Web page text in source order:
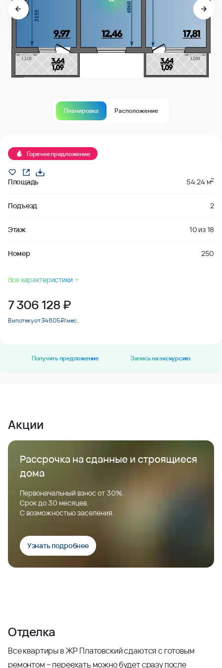
Планировка Расположение
Горячее предложение
Площадь 54.24 м2
Подъезд 2
Этаж 10 из18
Номер 250
Все характеристики
7 306 128 ₽
В ипотеку от 34 605 ₽/мес.
Получить предложение Запись на экскурсию
Акции
Рассрочка на сданные и строящиеся
дома
Первоначальный взнос от 30%.
Срок до 30 месяцев.
С возможностью заселения.
Узнать подробнее
Отделка
Все квартиры в ЖР Платовский сдаются с готовым
ремонтом – переехать можно будет сразу после